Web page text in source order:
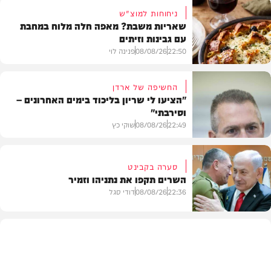
מתכונים
ניחוחות למוצ"ש
שאריות משבת? מאפה חלה מלוח במחבת
עם גבינות וזיתים
22:50
08/08/26פנינה לוי
חדשות
החשיפה של ארדן
"הציעו לי שריון בליכוד בימים האחרונים –
וסירבתי"
22:49
08/08/26שוקי כץ
סערה בקבינט
השרים תקפו את נתניהו וזמיר
22:36
08/08/26דודי סגל